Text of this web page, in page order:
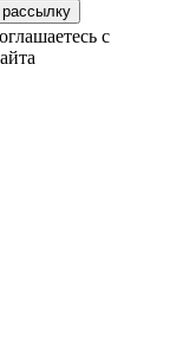
с